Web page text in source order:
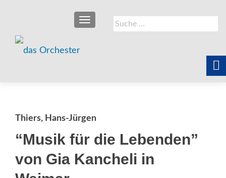
Suche
nach:
SCHALTE NAVIGATION
Thiers, Hans-Jürgen
“Musik für die Lebenden”
von Gia Kancheli in